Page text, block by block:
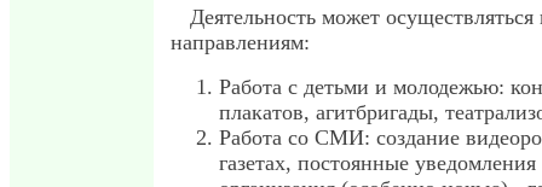
Деятельность может
направлениям:
Работа с детьми и молодежью:
плакатов, агитбригады,
Работа со СМИ: создание
газетах, постоянные